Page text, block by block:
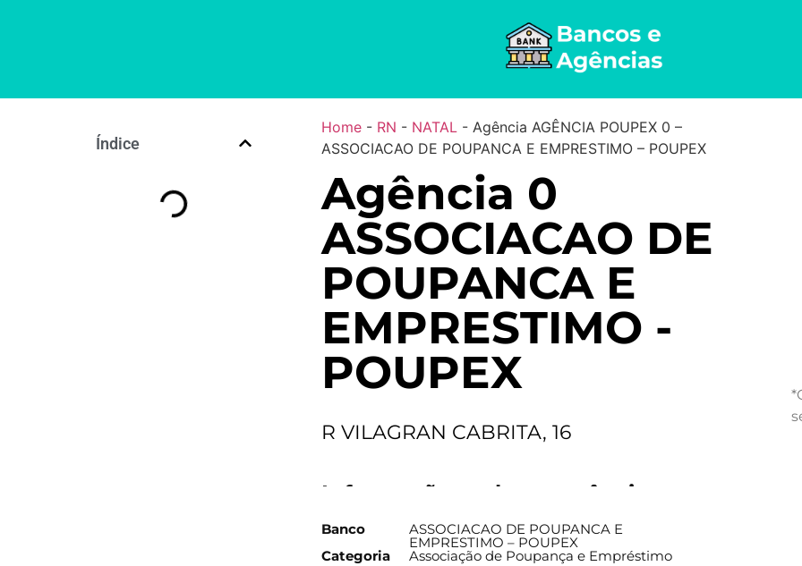
Índice
Home- RN - NATAL - Agência AGÊNCIA POUPEX 0 –
ASSOCIACAO DE POUPANCA E EMPRESTIMO – POUPEX
Agência 0
ASSOCIACAO DE
POUPANCA E
EMPRESTIMO -
POUPEX
R VILAGRAN CABRITA, 16
Informações sobre a agência
Banco ASSOCIACAO DE POUPANCA E
EMPRESTIMO – POUPEX
Categoria
Associação de Poupança e Empréstimo